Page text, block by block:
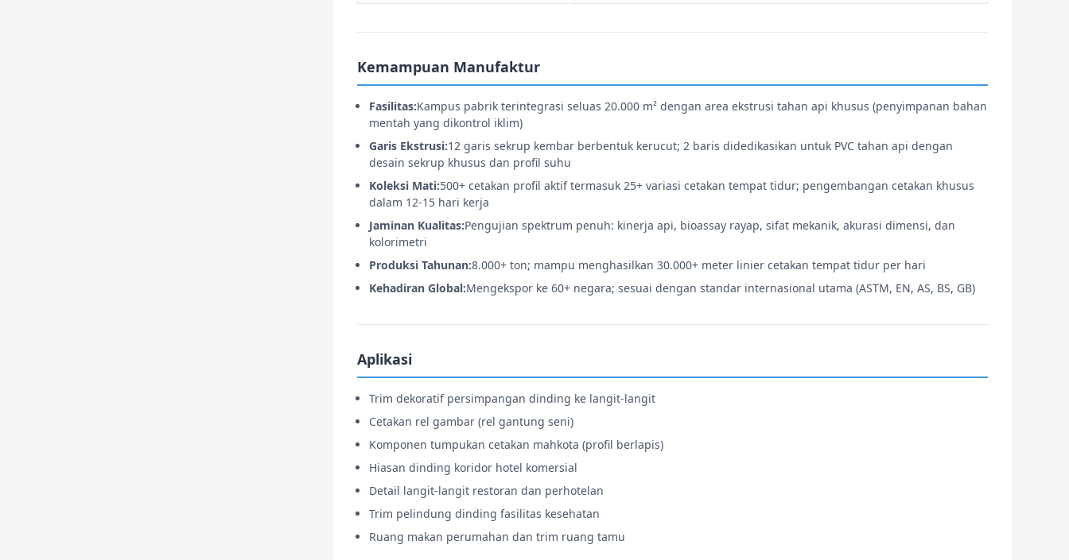
Kemampuan Manufaktur
Fasilitas:Kampus pabrik terintegrasi seluas 20.000 m² dengan area ekstrusi tahan api khusus (penyimpanan bahan
mentah yang dikontrol iklim)
Garis Ekstrusi:12 garis sekrup kembar berbentuk kerucut; 2 baris didedikasikan untuk PVC tahan api dengan
desain sekrup khusus dan profil suhu
Koleksi Mati:500+ cetakan profil aktif termasuk 25+ variasi cetakan tempat tidur; pengembangan cetakan khusus
dalam 12-15 hari kerja
Jaminan Kualitas:Pengujian spektrum penuh: kinerja api, bioassay rayap, sifat mekanik, akurasi dimensi, dan
kolorimetri
Produksi Tahunan:8.000+ ton; mampu menghasilkan 30.000+ meter linier cetakan tempat tidur per hari
Kehadiran Global:Mengekspor ke 60+ negara; sesuai dengan standar internasional utama (ASTM, EN, AS, BS, GB)
Aplikasi
Trim dekoratif persimpangan dinding ke langit-langit
Cetakan rel gambar (rel gantung seni)
Komponen tumpukan cetakan mahkota (profil berlapis)
Hiasan dinding koridor hotel komersial
Detail langit-langit restoran dan perhotelan
Trim pelindung dinding fasilitas kesehatan
Ruang makan perumahan dan trim ruang tamu